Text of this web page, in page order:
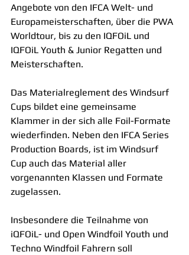
Angebote von den IFCA Welt- und
Europameisterschaften, über die PWA
Worldtour, bis zu den IQFOiL und
IQFOiL Youth & Junior Regatten und
Meisterschaften.
Das Materialreglement des Windsurf
Cups bildet eine gemeinsame
Klammer in der sich alle Foil-Formate
wiederfinden. Neben den IFCA Series
Production Boards, ist im Windsurf
Cup auch das Material aller
vorgenannten Klassen und Formate
zugelassen.
Insbesondere die Teilnahme von
iQFOiL- und Open Windfoil Youth und
Techno Windfoil Fahrern soll